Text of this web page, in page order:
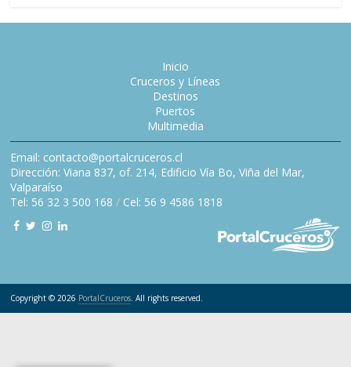
Inicio
Cruceros y Líneas
Destinos
Puertos
Multimedia
Email: contacto@portalcruceros.cl
Dirección: Viana 837, of. 214, Edificio Vía Bo, Viña del Mar,
Valparaíso
Tel: 56 32 3 500 168 / Cel: 56 9 4586 1818
Copyright © 2026 PortalCruceros. All rights reserved.